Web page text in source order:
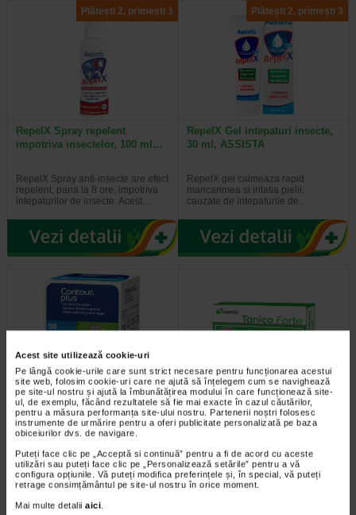
Acest site utilizează cookie-uri
Pe lângă cookie-urile care sunt strict necesare pentru funcționarea acestui
site web, folosim cookie-uri care ne ajută să înțelegem cum se navighează
pe site-ul nostru și ajută la îmbunătățirea modului în care funcționează site-
ul, de exemplu, făcând rezultatele să fie mai exacte în cazul căutărilor,
pentru a măsura performanța site-ului nostru. Partenerii noștri folosesc
instrumente de urmărire pentru a oferi publicitate personalizată pe baza
obiceiurilor dvs. de navigare.
Puteți face clic pe „Acceptă si continuă” pentru a fi de acord cu aceste
utilizări sau puteți face clic pe „Personalizează setările” pentru a vă
configura opțiunile. Vă puteți modifica preferințele și, în special, vă puteți
retrage consimțământul pe site-ul nostru în orice moment.
Mai multe detalii aici.
Plătești 2, primești 3
RepelX Spray repelent
impotriva insectelor, 100 ml…
RepelX Spray anti-insecte are efect
repelent, pana la 8 ore, impotriva
intepaturilor de insecte. Acest…
Plătești 2, primești 3
RepelX Gel intepaturi insecte,
30 ml, ASSISTA
RepelX gel calmeaza rapid
mancarimea si iritatia pielii,
cauzate de intepaturile de…
Bandelete testare Contour plus
X 50 bucati
si la concentratii scazute ale
glucozei in sange - caz in care…
Tonico Forte, 10 ml, 10
flacoane, Benesio
alimentar fara zahar, sub forma de
flacon buvabil, ce combina patru…